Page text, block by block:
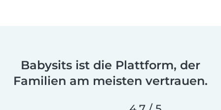
Babysits ist die Plattform, der
Familien am meisten vertrauen.